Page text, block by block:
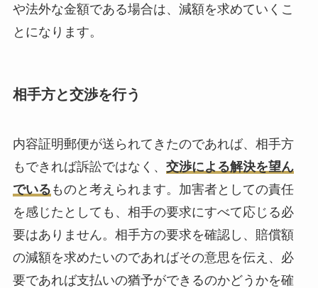
や法外な金額である場合は、減額を求めていくこ
とになります。
相手方と交渉を行う
内容証明郵便が送られてきたのであれば、相手方
もできれば訴訟ではなく、 交渉による解決を望ん
でいる ものと考えられます。加害者としての責任
を感じたとしても、相手の要求にすべて応じる必
要はありません。相手方の要求を確認し、賠償額
の減額を求めたいのであればその意思を伝え、必
要であれば支払いの猶予ができるのかどうかを確